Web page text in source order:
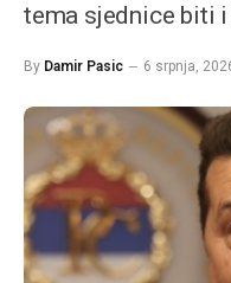
tema sjednice biti
By Damir Pasic 6 srpnja,